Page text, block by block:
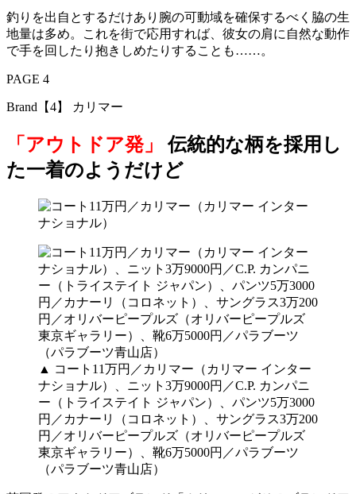
釣りを出自とするだけあり腕の可動域を確保するべく脇の生
地量は多め。これを街で応用すれば、彼女の肩に自然な動作
で手を回したり抱きしめたりすることも……。
PAGE 4
Brand【4】 カリマー
「アウトドア発」伝統的な柄を採用し
た一着のようだけど
▲ コート11万円／カリマー（カリマー インター
ナショナル）、ニット3万9000円／C.P. カンパニ
ー（トライステイト ジャパン）、パンツ5万3000
円／カナーリ（コロネット）、サングラス3万200
円／オリバーピープルズ（オリバーピープルズ
東京ギャラリー）、靴6万5000円／パラブーツ
（パラブーツ青山店）